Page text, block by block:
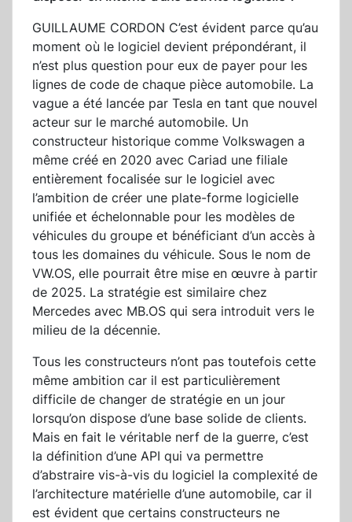
GUILLAUME CORDON C’est évident parce qu’au
moment où le logiciel devient prépondérant, il
n’est plus question pour eux de payer pour les
lignes de code de chaque pièce automobile. La
vague a été lancée par Tesla en tant que nouvel
acteur sur le marché automobile. Un
constructeur historique comme Volkswagen a
même créé en 2020 avec Cariad une filiale
entièrement focalisée sur le logiciel avec
l’ambition de créer une plate-forme logicielle
unifiée et échelonnable pour les modèles de
véhicules du groupe et bénéficiant d’un accès à
tous les domaines du véhicule. Sous le nom de
VW.OS, elle pourrait être mise en œuvre à partir
de 2025. La stratégie est similaire chez
Mercedes avec MB.OS qui sera introduit vers le
milieu de la décennie.
Tous les constructeurs n’ont pas toutefois cette
même ambition car il est particulièrement
difficile de changer de stratégie en un jour
lorsqu’on dispose d’une base solide de clients.
Mais en fait le véritable nerf de la guerre, c’est
la définition d’une API qui va permettre
d’abstraire vis-à-vis du logiciel la complexité de
l’architecture matérielle d’une automobile, car il
est évident que certains constructeurs ne